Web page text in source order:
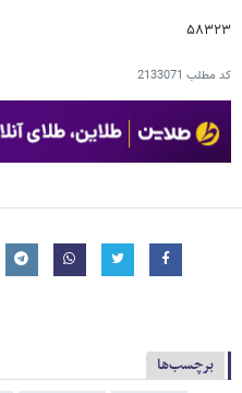
۵۸۳۲۳
کد مطلب 2133071
برچسب‌ها